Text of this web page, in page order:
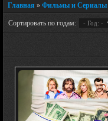
Главная » Фильмы и Сериалы
Сортировать по годам: